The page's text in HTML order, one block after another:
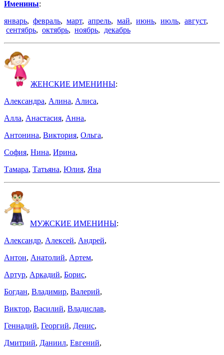
Именины:
январь, февраль, март, апрель, май, июнь, июль, август,
сентябрь, октябрь, ноябрь, декабрь
ЖЕНСКИЕ ИМЕНИНЫ:
Александра, Алина, Алиса,
Алла, Анастасия, Анна,
Антонина, Виктория, Ольга,
София, Нина, Ирина,
Тамара, Татьяна, Юлия, Яна
МУЖСКИЕ ИМЕНИНЫ:
Александр, Алексей, Андрей,
Антон, Анатолий, Артем,
Артур, Аркадий, Борис,
Богдан, Владимир, Валерий,
Виктор, Василий, Владислав,
Геннадий, Георгий, Денис,
Дмитрий, Даниил, Евгений,